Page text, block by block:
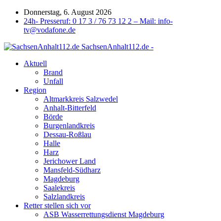
Donnerstag, 6. August 2026
24h- Presseruf: 0 17 3 / 76 73 12 2 – Mail: info-
tv@vodafone.de
SachsenAnhalt112.de -
Aktuell
Brand
Unfall
Region
Altmarkkreis Salzwedel
Anhalt-Bitterfeld
Börde
Burgenlandkreis
Dessau-Roßlau
Halle
Harz
Jerichower Land
Mansfeld-Südharz
Magdeburg
Saalekreis
Salzlandkreis
Retter stellen sich vor
ASB Wasserrettungsdienst Magdeburg